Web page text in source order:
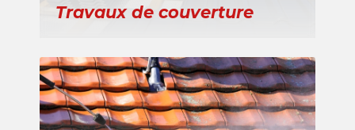
Travaux de couverture